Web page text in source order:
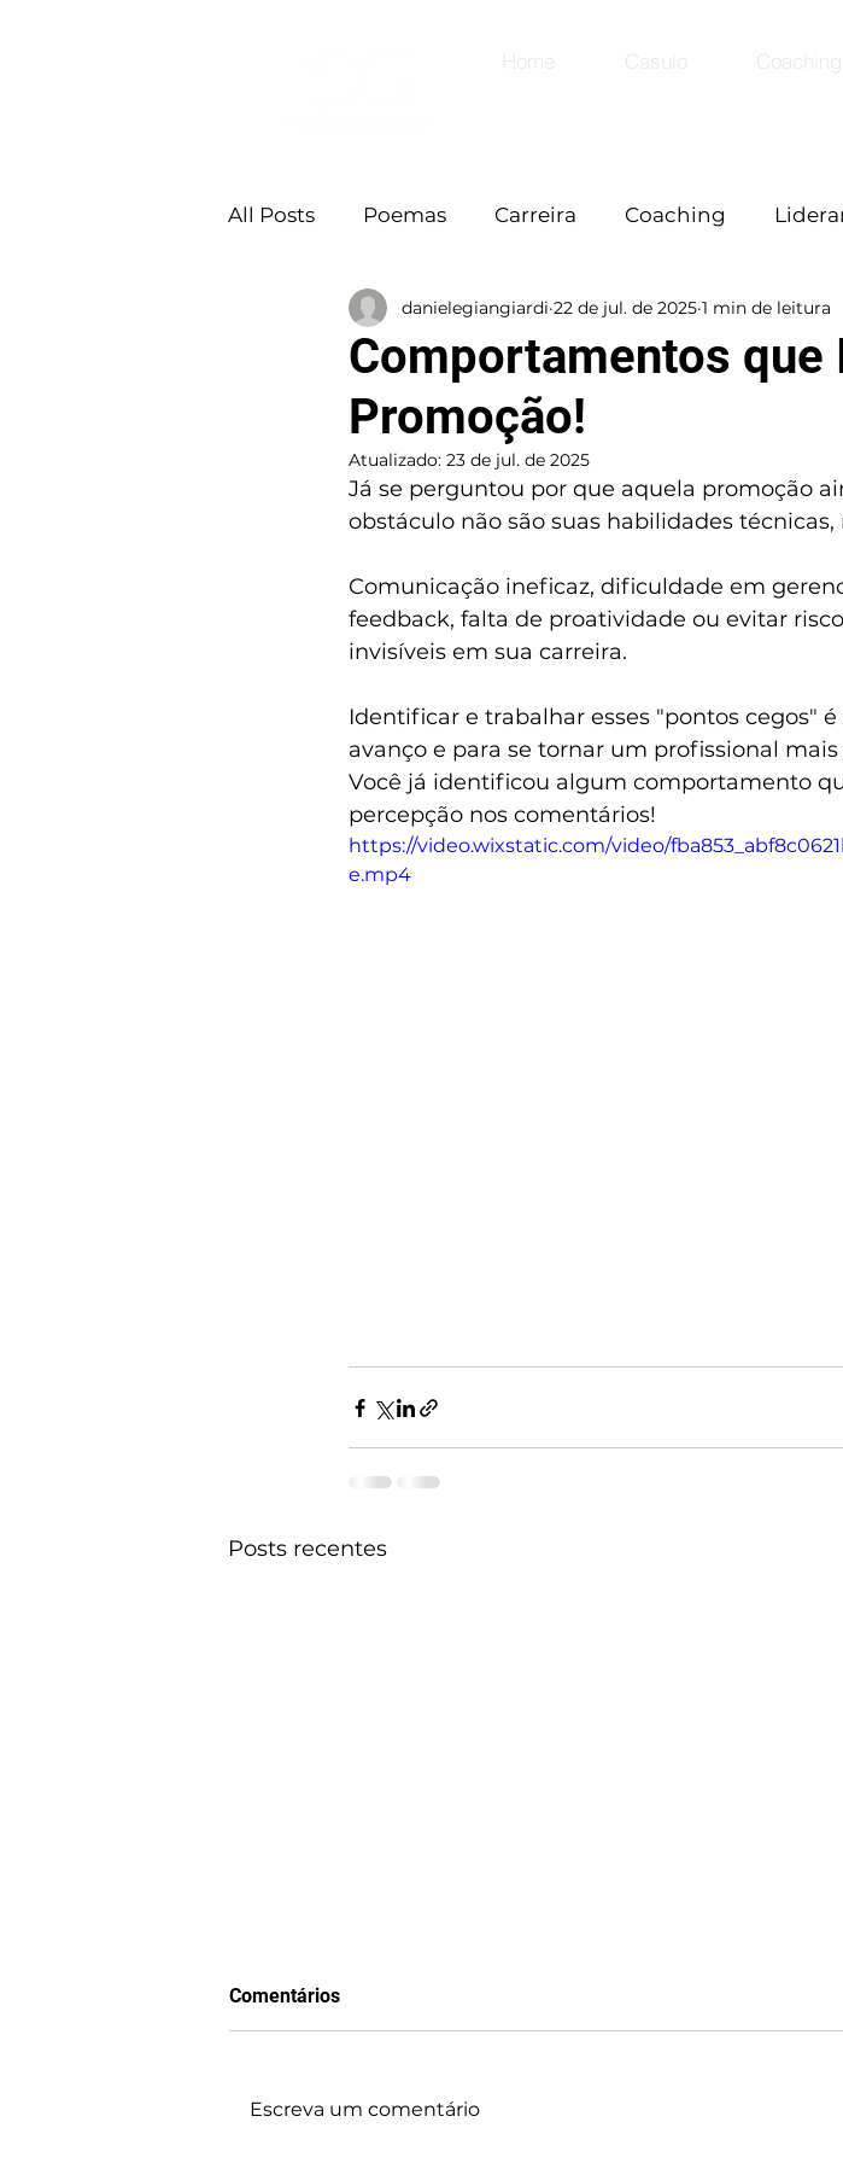
All Posts Poemas Carreira Coaching
Comportamentos que
Promoção!
danielegiangiardi 22 de jul. de 2025 1 min de leitura
Atualizado: 23 de jul. de 2025
Já se perguntou por que aquela promoção
obstáculo não são suas habilidades
Comunicação ineficaz, dificuldade em
feedback, falta de proatividade ou evitar
invisíveis em sua carreira.
Identificar e trabalhar esses "pontos cegos"
avanço e para se tornar um profissional
Você já identificou algum comportamento
percepção nos comentários!
https://video.wixstatic.com/video/
e.mp4
Posts recentes
Comentários
Escreva um comentário